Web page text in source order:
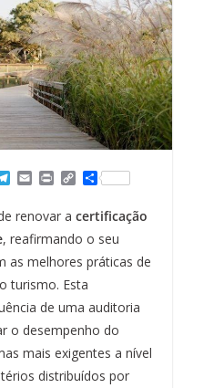
T
e
e
g
r
a
m
E
m
i
l
P
n
t
C
o
y
L
i
n
k
S
h
a
r
e
renovar a certificação
, reafirmando o seu
as melhores práticas de
turismo. Esta
de uma auditoria
o desempenho do
mais exigentes a nível
distribuídos por